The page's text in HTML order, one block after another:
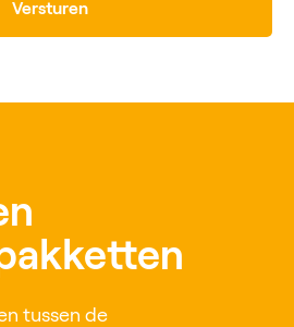
Versturen
tussen de